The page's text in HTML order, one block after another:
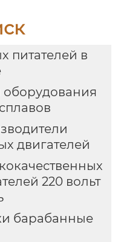
питателей в
двигателей
220 вольт
барабанные